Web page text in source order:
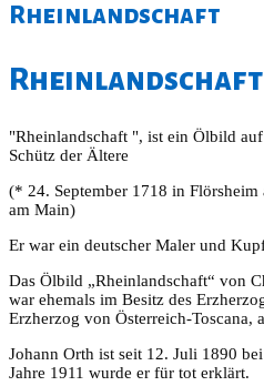
Rheinlandschaft
Rheinlandschaft
"Rheinlandschaft ", ist ein Ölbild
Schütz der Ältere
(* 24. September 1718 in
am Main)
Er war ein deutscher Maler und
Das Ölbild „Rheinlandschaft“ von
war ehemals im Besitz des
Erzherzog von Österreich-Toscana,
Johann Orth ist seit 12. Juli 1890
Jahre 1911 wurde er für tot erklärt.